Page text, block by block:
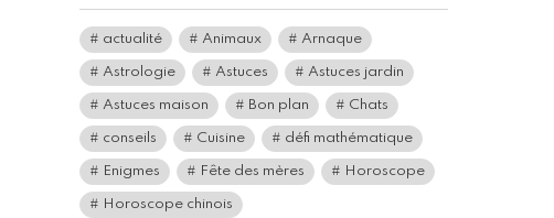
actualité Animaux Arnaque
Astrologie Astuces Astuces jardin
Astuces maison Bon plan Chats
conseils Cuisine défi mathématique
Enigmes Fête des mères Horoscope
Horoscope chinois